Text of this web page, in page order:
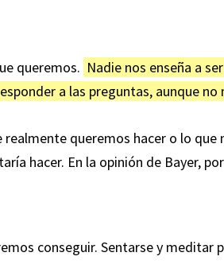
queremos. Nadie nos enseña a
a las preguntas, aunque
queremos hacer o lo
hacer. En la opinión de Bayer,
conseguir. Sentarse y meditar